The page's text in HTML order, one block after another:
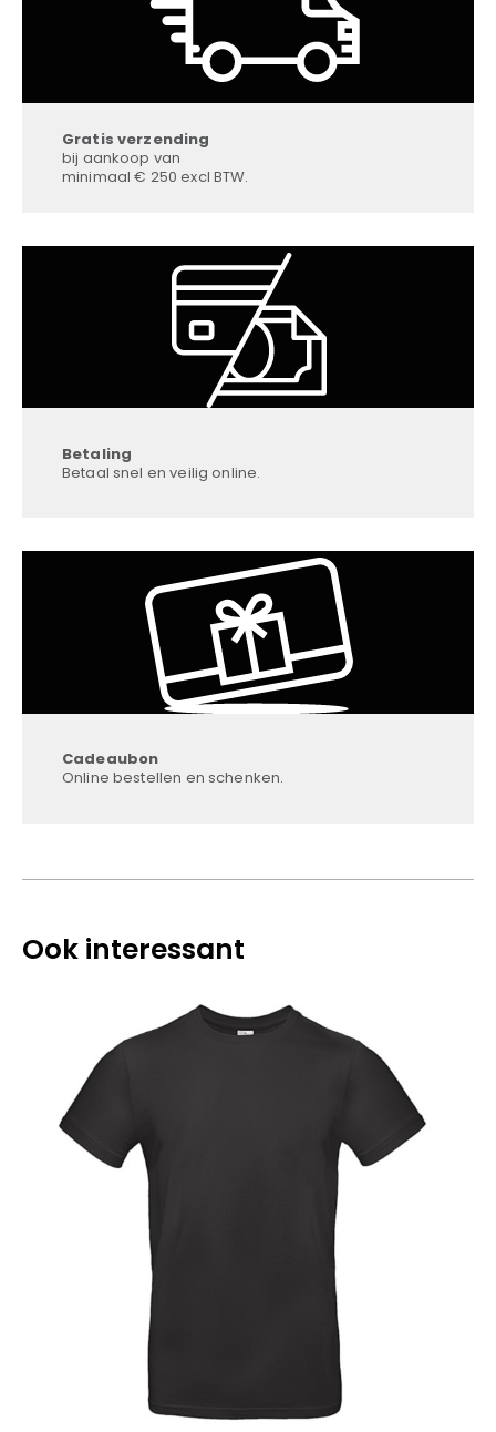
Gratis verzending
bij aankoop van
minimaal € 250 excl BTW.
Betaling
Betaal snel en veilig online.
Cadeaubon
Online bestellen en schenken.
Ook interessant